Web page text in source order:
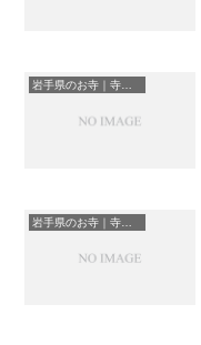
岩手県のお寺｜寺院一覧
岩手県のお寺｜寺院一覧